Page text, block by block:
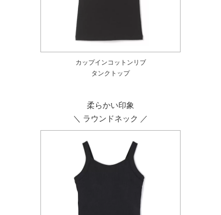
カップインコットンリブ
タンクトップ
柔らかい印象
＼ ラウンドネック ／